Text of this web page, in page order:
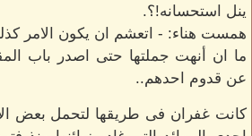
ينل استحسانه!؟.
همست هناء: - اتعشم ان يكون الامر
ما ان أنهت جملتها حتى اصدر باب
عن قدوم احدهم..
كانت غفران فى طريقها لتحمل بعض